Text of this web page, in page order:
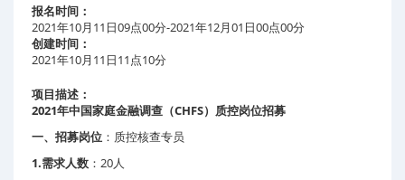
报名时间：
2021年10月11日09点00分-2021年12月01日00点00分
创建时间：
2021年10月11日11点10分
项目描述：
2021年中国家庭金融调查（CHFS）质控岗位招募
一、招募岗位 ：质控核查专员
1.需求人数 ： 20人